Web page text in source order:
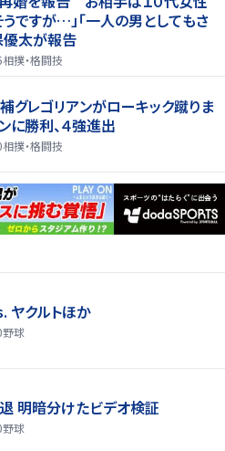
ですが…」「一人の男としてもさ
優太が報告
相撲・格闘技
補グレゴリアンがローキック蹴りま
に勝利、４強進出
相撲・格闘技
ヤクルトほか
野球
明暗分けたビデオ検証
野球